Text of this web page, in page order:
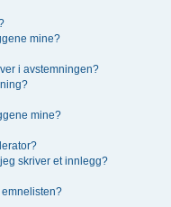
mine?
i avstemningen?
mine?
skriver et innlegg?
emnelisten?